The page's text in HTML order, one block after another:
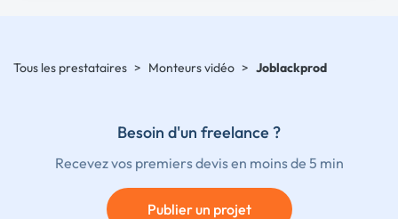
Tous les prestataires > Monteurs vidéo > Joblackprod
Besoin d'un freelance ?
Recevez vos premiers devis en moins de 5 min
Publier un projet